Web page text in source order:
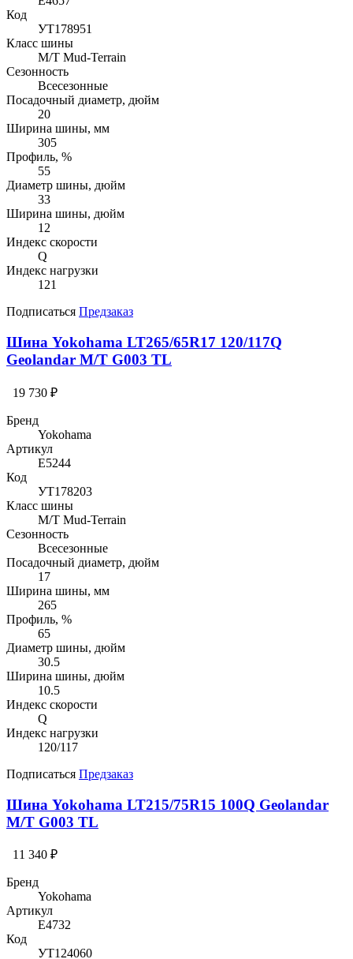
Код
УТ178951
Класс шины
M/T Mud-Terrain
Сезонность
Всесезонные
Посадочный диаметр, дюйм
20
Ширина шины, мм
305
Профиль, %
55
Диаметр шины, дюйм
33
Ширина шины, дюйм
12
Индекс скорости
Q
Индекс нагрузки
121
Подписаться Предзаказ
Шина Yokohama LT265/65R17 120/117Q
Geolandar M/T G003 TL
19 730 ₽
Бренд
Yokohama
Артикул
E5244
Код
УТ178203
Класс шины
M/T Mud-Terrain
Сезонность
Всесезонные
Посадочный диаметр, дюйм
17
Ширина шины, мм
265
Профиль, %
65
Диаметр шины, дюйм
30.5
Ширина шины, дюйм
10.5
Индекс скорости
Q
Индекс нагрузки
120/117
Подписаться Предзаказ
Шина Yokohama LT215/75R15 100Q Geolandar
M/T G003 TL
11 340 ₽
Бренд
Yokohama
Артикул
E4732
Код
УТ124060